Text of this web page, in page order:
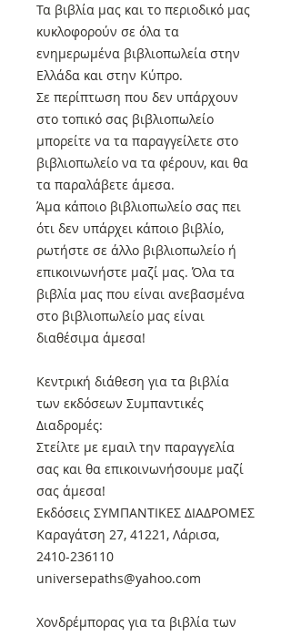
Τα βιβλία μας και το περιοδικό μας
κυκλοφορούν σε όλα τα
ενημερωμένα βιβλιοπωλεία στην
Ελλάδα και στην Κύπρο.
Σε περίπτωση που δεν υπάρχουν
στο τοπικό σας βιβλιοπωλείο
μπορείτε να τα παραγγείλετε στο
βιβλιοπωλείο να τα φέρουν, και θα
τα παραλάβετε άμεσα.
Άμα κάποιο βιβλιοπωλείο σας πει
ότι δεν υπάρχει κάποιο βιβλίο,
ρωτήστε σε άλλο βιβλιοπωλείο ή
επικοινωνήστε μαζί μας. Όλα τα
βιβλία μας που είναι ανεβασμένα
στο βιβλιοπωλείο μας είναι
διαθέσιμα άμεσα!
Κεντρική διάθεση για τα βιβλία
των εκδόσεων Συμπαντικές
Διαδρομές:
Στείλτε με εμαιλ την παραγγελία
σας και θα επικοινωνήσουμε μαζί
σας άμεσα!
Εκδόσεις ΣΥΜΠΑΝΤΙΚΕΣ ΔΙΑΔΡΟΜΕΣ
Καραγάτση 27, 41221, Λάρισα,
2410-236110
universepaths@yahoo.com
Xονδρέμπορας για τα βιβλία των